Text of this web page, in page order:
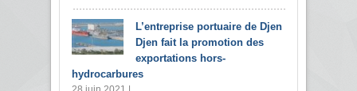
L’entreprise portuaire de Djen
Djen fait la promotion des
exportations hors-
hydrocarbures